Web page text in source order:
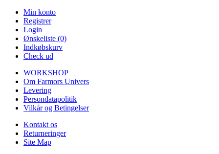
Min konto
Registrer
Login
Ønskeliste (0)
Indkøbskurv
Check ud
WORKSHOP
Om Farmors Univers
Levering
Persondatapolitik
Vilkår og Betingelser
Kontakt os
Returneringer
Site Map